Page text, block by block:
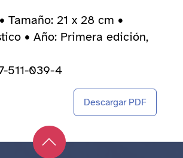
Tamaño: 21 x 28 cm •
• Año: Primera edición,
511-039-4
Descargar PDF